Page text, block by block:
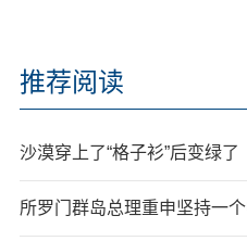
推荐阅读
沙漠穿上了“格子衫”后变绿了
所罗门群岛总理重申坚持一